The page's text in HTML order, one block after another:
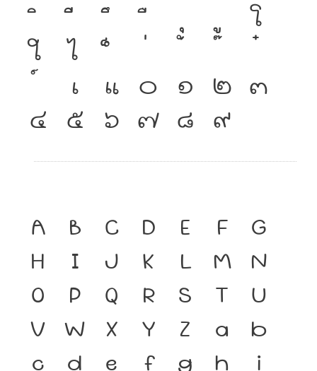
โ
ใ
ไ
เ
แ ๐ ๑ ๒
๓
๔
๕ ๖ ๗ ๘ ๙
A B C D E F
G
H
I J K L M
N
O
P Q R S T
U
V
W X Y Z a
b
c
d e f g h
i